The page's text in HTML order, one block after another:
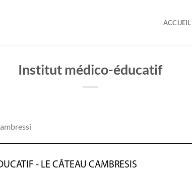
ACCUEIL
Institut médico-éducatif